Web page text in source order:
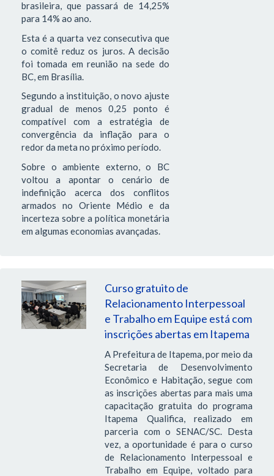
brasileira, que passará de 14,25%
para 14% ao ano.
Esta é a quarta vez consecutiva que
o comitê reduz os juros. A decisão
foi tomada em reunião na sede do
BC, em Brasília.
Segundo a instituição, o novo ajuste
gradual de menos 0,25 ponto é
compatível com a estratégia de
convergência da inflação para o
redor da meta no próximo período.
Sobre o ambiente externo, o BC
voltou a apontar o cenário de
indefinição acerca dos conflitos
armados no Oriente Médio e da
incerteza sobre a política monetária
em algumas economias avançadas.
Curso gratuito de
Relacionamento Interpessoal
e Trabalho em Equipe está com
inscrições abertas em Itapema
A Prefeitura de Itapema, por meio da
Secretaria de Desenvolvimento
Econômico e Habitação, segue com
as inscrições abertas para mais uma
capacitação gratuita do programa
Itapema Qualifica, realizado em
parceria com o SENAC/SC. Desta
vez, a oportunidade é para o curso
de Relacionamento Interpessoal e
Trabalho em Equipe, voltado para